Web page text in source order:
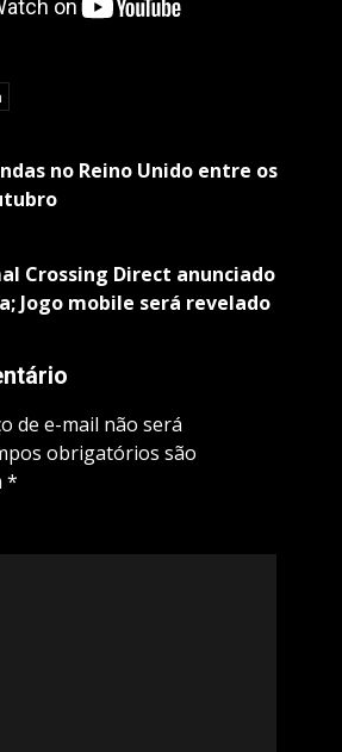
no Reino Unido entre os
Crossing Direct anunciado
Jogo mobile será revelado
de e-mail não será
obrigatórios são
*